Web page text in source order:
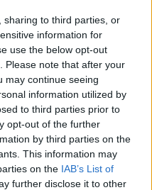
sharing to third parties, or
information for
use the below opt-out
Please note that after your
may continue seeing
information utilized by
to third parties prior to
opt-out of the further
by third parties on the
This information may
on the IAB’s List of
further disclose it to other